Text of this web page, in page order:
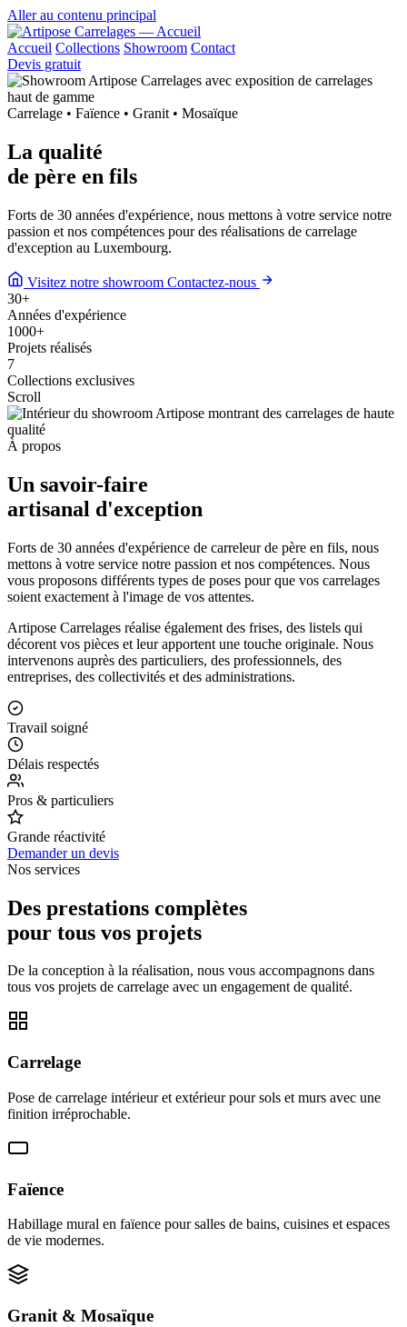
Aller au contenu principal
Accueil Collections Showroom Contact
Devis gratuit
Carrelage • Faïence • Granit • Mosaïque
La qualité
de père en fils
Forts de 30 années d'expérience, nous mettons à votre service notre
passion et nos compétences pour des réalisations de carrelage
d'exception au Luxembourg.
Visitez notre showroom Contactez-nous
30+
Années d'expérience
1000+
Projets réalisés
7
Collections exclusives
Scroll
À propos
Un savoir-faire
artisanal d'exception
Forts de 30 années d'expérience de carreleur de père en fils, nous
mettons à votre service notre passion et nos compétences. Nous
vous proposons différents types de poses pour que vos carrelages
soient exactement à l'image de vos attentes.
Artipose Carrelages réalise également des frises, des listels qui
décorent vos pièces et leur apportent une touche originale. Nous
intervenons auprès des particuliers, des professionnels, des
entreprises, des collectivités et des administrations.
Travail soigné
Délais respectés
Pros & particuliers
Grande réactivité
Demander un devis
Nos services
Des prestations complètes
pour tous vos projets
De la conception à la réalisation, nous vous accompagnons dans
tous vos projets de carrelage avec un engagement de qualité.
Carrelage
Pose de carrelage intérieur et extérieur pour sols et murs avec une
finition irréprochable.
Faïence
Habillage mural en faïence pour salles de bains, cuisines et espaces
de vie modernes.
Granit & Mosaïque